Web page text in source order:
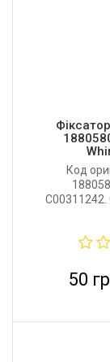
Код
C00311242.
50